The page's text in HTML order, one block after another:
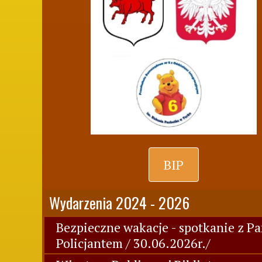
BIP
Wydarzenia 2024 - 2026
Bezpieczne wakacje - spotkanie z
Policjantem / 30.06.2026r./